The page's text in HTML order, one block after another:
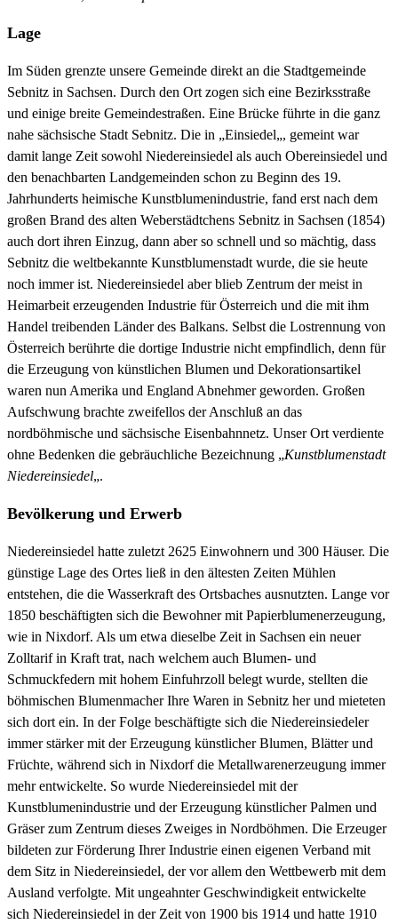
Lage
Im Süden grenzte unsere Gemeinde direkt an die Stadtgemeinde
Sebnitz in Sachsen. Durch den Ort zogen sich eine Bezirksstraße
und einige breite Gemeindestraßen. Eine Brücke führte in die ganz
nahe sächsische Stadt Sebnitz. Die in „Einsiedel„, gemeint war
damit lange Zeit sowohl Niedereinsiedel als auch Obereinsiedel und
den benachbarten Landgemeinden schon zu Beginn des 19.
Jahrhunderts heimische Kunstblumenindustrie, fand erst nach dem
großen Brand des alten Weberstädtchens Sebnitz in Sachsen (1854)
auch dort ihren Einzug, dann aber so schnell und so mächtig, dass
Sebnitz die weltbekannte Kunstblumenstadt wurde, die sie heute
noch immer ist. Niedereinsiedel aber blieb Zentrum der meist in
Heimarbeit erzeugenden Industrie für Österreich und die mit ihm
Handel treibenden Länder des Balkans. Selbst die Lostrennung von
Österreich berührte die dortige Industrie nicht empfindlich, denn für
die Erzeugung von künstlichen Blumen und Dekorationsartikel
waren nun Amerika und England Abnehmer geworden. Großen
Aufschwung brachte zweifellos der Anschluß an das
nordböhmische und sächsische Eisenbahnnetz. Unser Ort verdiente
ohne Bedenken die gebräuchliche Bezeichnung „Kunstblumenstadt
Niedereinsiedel„.
Bevölkerung und Erwerb
Niedereinsiedel hatte zuletzt 2625 Einwohnern und 300 Häuser. Die
günstige Lage des Ortes ließ in den ältesten Zeiten Mühlen
entstehen, die die Wasserkraft des Ortsbaches ausnutzten. Lange vor
1850 beschäftigten sich die Bewohner mit Papierblumenerzeugung,
wie in Nixdorf. Als um etwa dieselbe Zeit in Sachsen ein neuer
Zolltarif in Kraft trat, nach welchem auch Blumen- und
Schmuckfedern mit hohem Einfuhrzoll belegt wurde, stellten die
böhmischen Blumenmacher Ihre Waren in Sebnitz her und mieteten
sich dort ein. In der Folge beschäftigte sich die Niedereinsiedeler
immer stärker mit der Erzeugung künstlicher Blumen, Blätter und
Früchte, während sich in Nixdorf die Metallwarenerzeugung immer
mehr entwickelte. So wurde Niedereinsiedel mit der
Kunstblumenindustrie und der Erzeugung künstlicher Palmen und
Gräser zum Zentrum dieses Zweiges in Nordböhmen. Die Erzeuger
bildeten zur Förderung Ihrer Industrie einen eigenen Verband mit
dem Sitz in Niedereinsiedel, der vor allem den Wettbewerb mit dem
Ausland verfolgte. Mit ungeahnter Geschwindigkeit entwickelte
sich Niedereinsiedel in der Zeit von 1900 bis 1914 und hatte 1910